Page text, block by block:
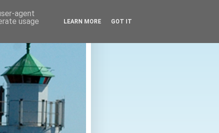
agent
usage
LEARN MORE GOT IT